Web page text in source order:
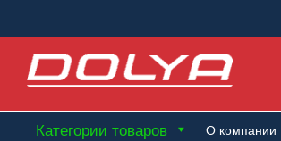
к
навигации
к
содержимому
Категории товаров О компании